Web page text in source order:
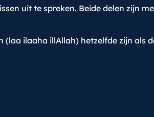
uit te spreken. Beide delen zijn
ilaaha illAllah) hetzelfde zijn als